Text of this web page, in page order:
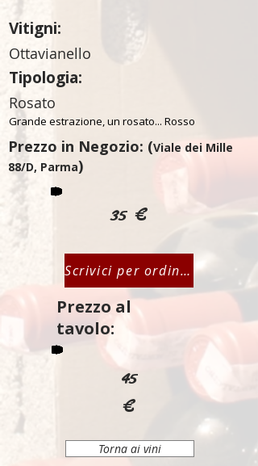
Vitigni:
Ottavianello
Tipologia:
Rosato
Grande estrazione, un rosato... Rosso
Prezzo in Negozio: (Viale dei Mille
88/D, Parma)
35 €
Scrivici per ordinare
Prezzo al
tavolo:
45
€
Torna ai vini